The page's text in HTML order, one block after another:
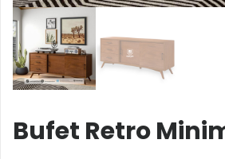
Bufet Retro